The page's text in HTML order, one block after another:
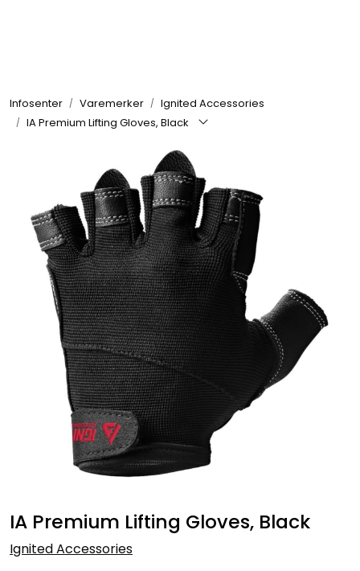
Infosenter Varemerker
Ignited Accessories
IA Premium Lifting Gloves, Black
IA Premium Lifting Gloves, Black
Ignited Accessories
Nyheter
Mat & Drikke
Tilbehør & Utstyr
Tilbud